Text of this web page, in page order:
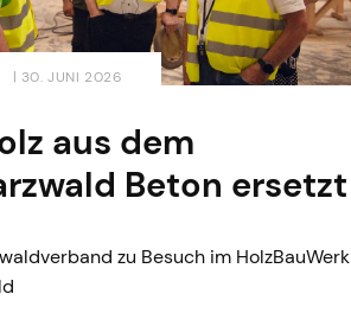
| 30. JUNI 2026
aus dem
Beton ersetzt
zu Besuch im HolzBauWerk